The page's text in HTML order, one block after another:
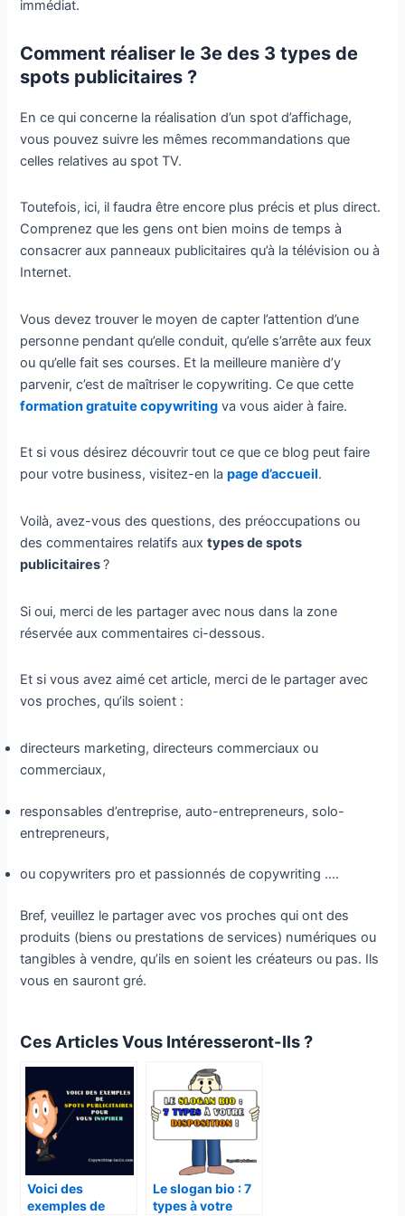
immédiat.
Comment réaliser le 3e des 3 types de
spots publicitaires ?
En ce qui concerne la réalisation d’un spot d’affichage,
vous pouvez suivre les mêmes recommandations que
celles relatives au spot TV.
Toutefois, ici, il faudra être encore plus précis et plus direct.
Comprenez que les gens ont bien moins de temps à
consacrer aux panneaux publicitaires qu’à la télévision ou à
Internet.
Vous devez trouver le moyen de capter l’attention d’une
personne pendant qu’elle conduit, qu’elle s’arrête aux feux
ou qu’elle fait ses courses. Et la meilleure manière d’y
parvenir, c’est de maîtriser le copywriting. Ce que cette
formation gratuite copywriting va vous aider à faire.
Et si vous désirez découvrir tout ce que ce blog peut faire
pour votre business, visitez-en lapage d’accueil.
Voilà, avez-vous des questions, des préoccupations ou
des commentaires relatifs auxtypes de spots
publicitaires?
Si oui, merci de les partager avec nous dans la zone
réservée aux commentaires ci-dessous.
Et si vous avez aimé cet article, merci de le partager avec
vos proches, qu’ils soient :
directeurs marketing, directeurs commerciaux ou
commerciaux,
responsables d’entreprise, auto-entrepreneurs, solo-
entrepreneurs,
ou copywriters pro et passionnés de copywriting ….
Bref, veuillez le partager avec vos proches qui ont des
produits (biens ou prestations de services) numériques ou
tangibles à vendre, qu’ils en soient les créateurs ou pas. Ils
vous en sauront gré.
Ces Articles Vous Intéresseront-Ils ?
Voici des
exemples de
Le slogan bio : 7
types à votre